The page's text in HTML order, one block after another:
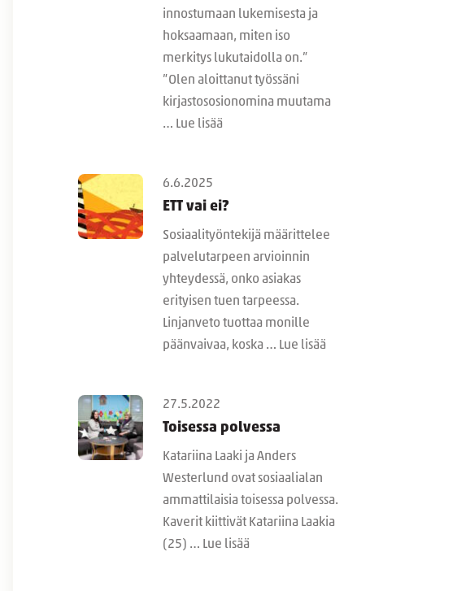
innostumaan lukemisesta ja
hoksaamaan, miten iso
merkitys lukutaidolla on.”
”Olen aloittanut työssäni
kirjastososionomina muutama
… Lue lisää
6.6.2025
ETT vai ei?
Sosiaalityöntekijä määrittelee
palvelutarpeen arvioinnin
yhteydessä, onko asiakas
erityisen tuen tarpeessa.
Linjanveto tuottaa monille
päänvaivaa, koska … Lue lisää
27.5.2022
Toisessa polvessa
Katariina Laaki ja Anders
Westerlund ovat sosiaalialan
ammattilaisia toisessa polvessa.
Kaverit kiittivät Katariina Laakia
(25) … Lue lisää